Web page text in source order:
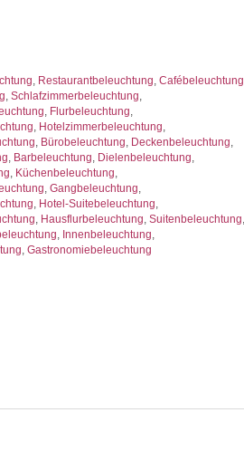
Restaurantbeleuchtung Cafébeleuchtung
Schlafzimmerbeleuchtung
Flurbeleuchtung
Hotelzimmerbeleuchtung
Bürobeleuchtung Deckenbeleuchtung
Barbeleuchtung Dielenbeleuchtung
Küchenbeleuchtung
Gangbeleuchtung
Hotel-Suitebeleuchtung
Hausflurbeleuchtung Suitenbeleuchtung
Innenbeleuchtung
Gastronomiebeleuchtung